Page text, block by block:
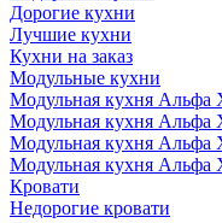
Дорогие кухни
Лучшие кухни
Кухни на заказ
Модульные кухни
Модульная кухня Альфа
Модульная кухня Альфа
Модульная кухня Альфа
Модульная кухня Альфа
Кровати
Недорогие кровати